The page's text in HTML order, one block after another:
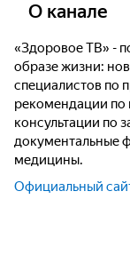
Доктор
Доктор
ЗОЖный
ЗОЖный
О канале
«Здоровое ТВ» -
образе жизни:
специалистов по
рекомендации по
консультации по
документальные
медицины.
Официальный